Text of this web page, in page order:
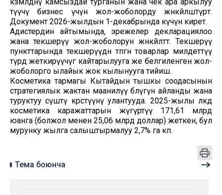
өтүүчү бизнес үчүн жол-жоболорду жөнөкөйлөштүрөт.
Документ 2026-жылдын 1-декабрында күчүнө кирет.
Адистердин айтымында, эрежелер декларациялоо
жана текшерүү жол-жоболорун жөнөкөйлөтөт. Текшерүү
пункттарында текшерүүдөн өтпөгөн товарлар милдеттүү
түрдө жеткирүүчүгө кайтарылууга же белгиленген жол-
жоболорго ылайык жок кылынууга тийиш.
Косметика тармагы Кытайдын тышкы соодасынын
стратегиялык жактан маанилүү бөлүгүнө айланды жана
туруктуу өсүштү көрсөтүүнү улантууда. 2025-жылы өлкөдө
косметика каражаттарын жүгүртүү 171,61 млрд
юанга (болжол менен 25,06 млрд доллар) жеткен, бул
мурунку жылга салыштырмалуу 2,7% га көп.
Тема боюнча